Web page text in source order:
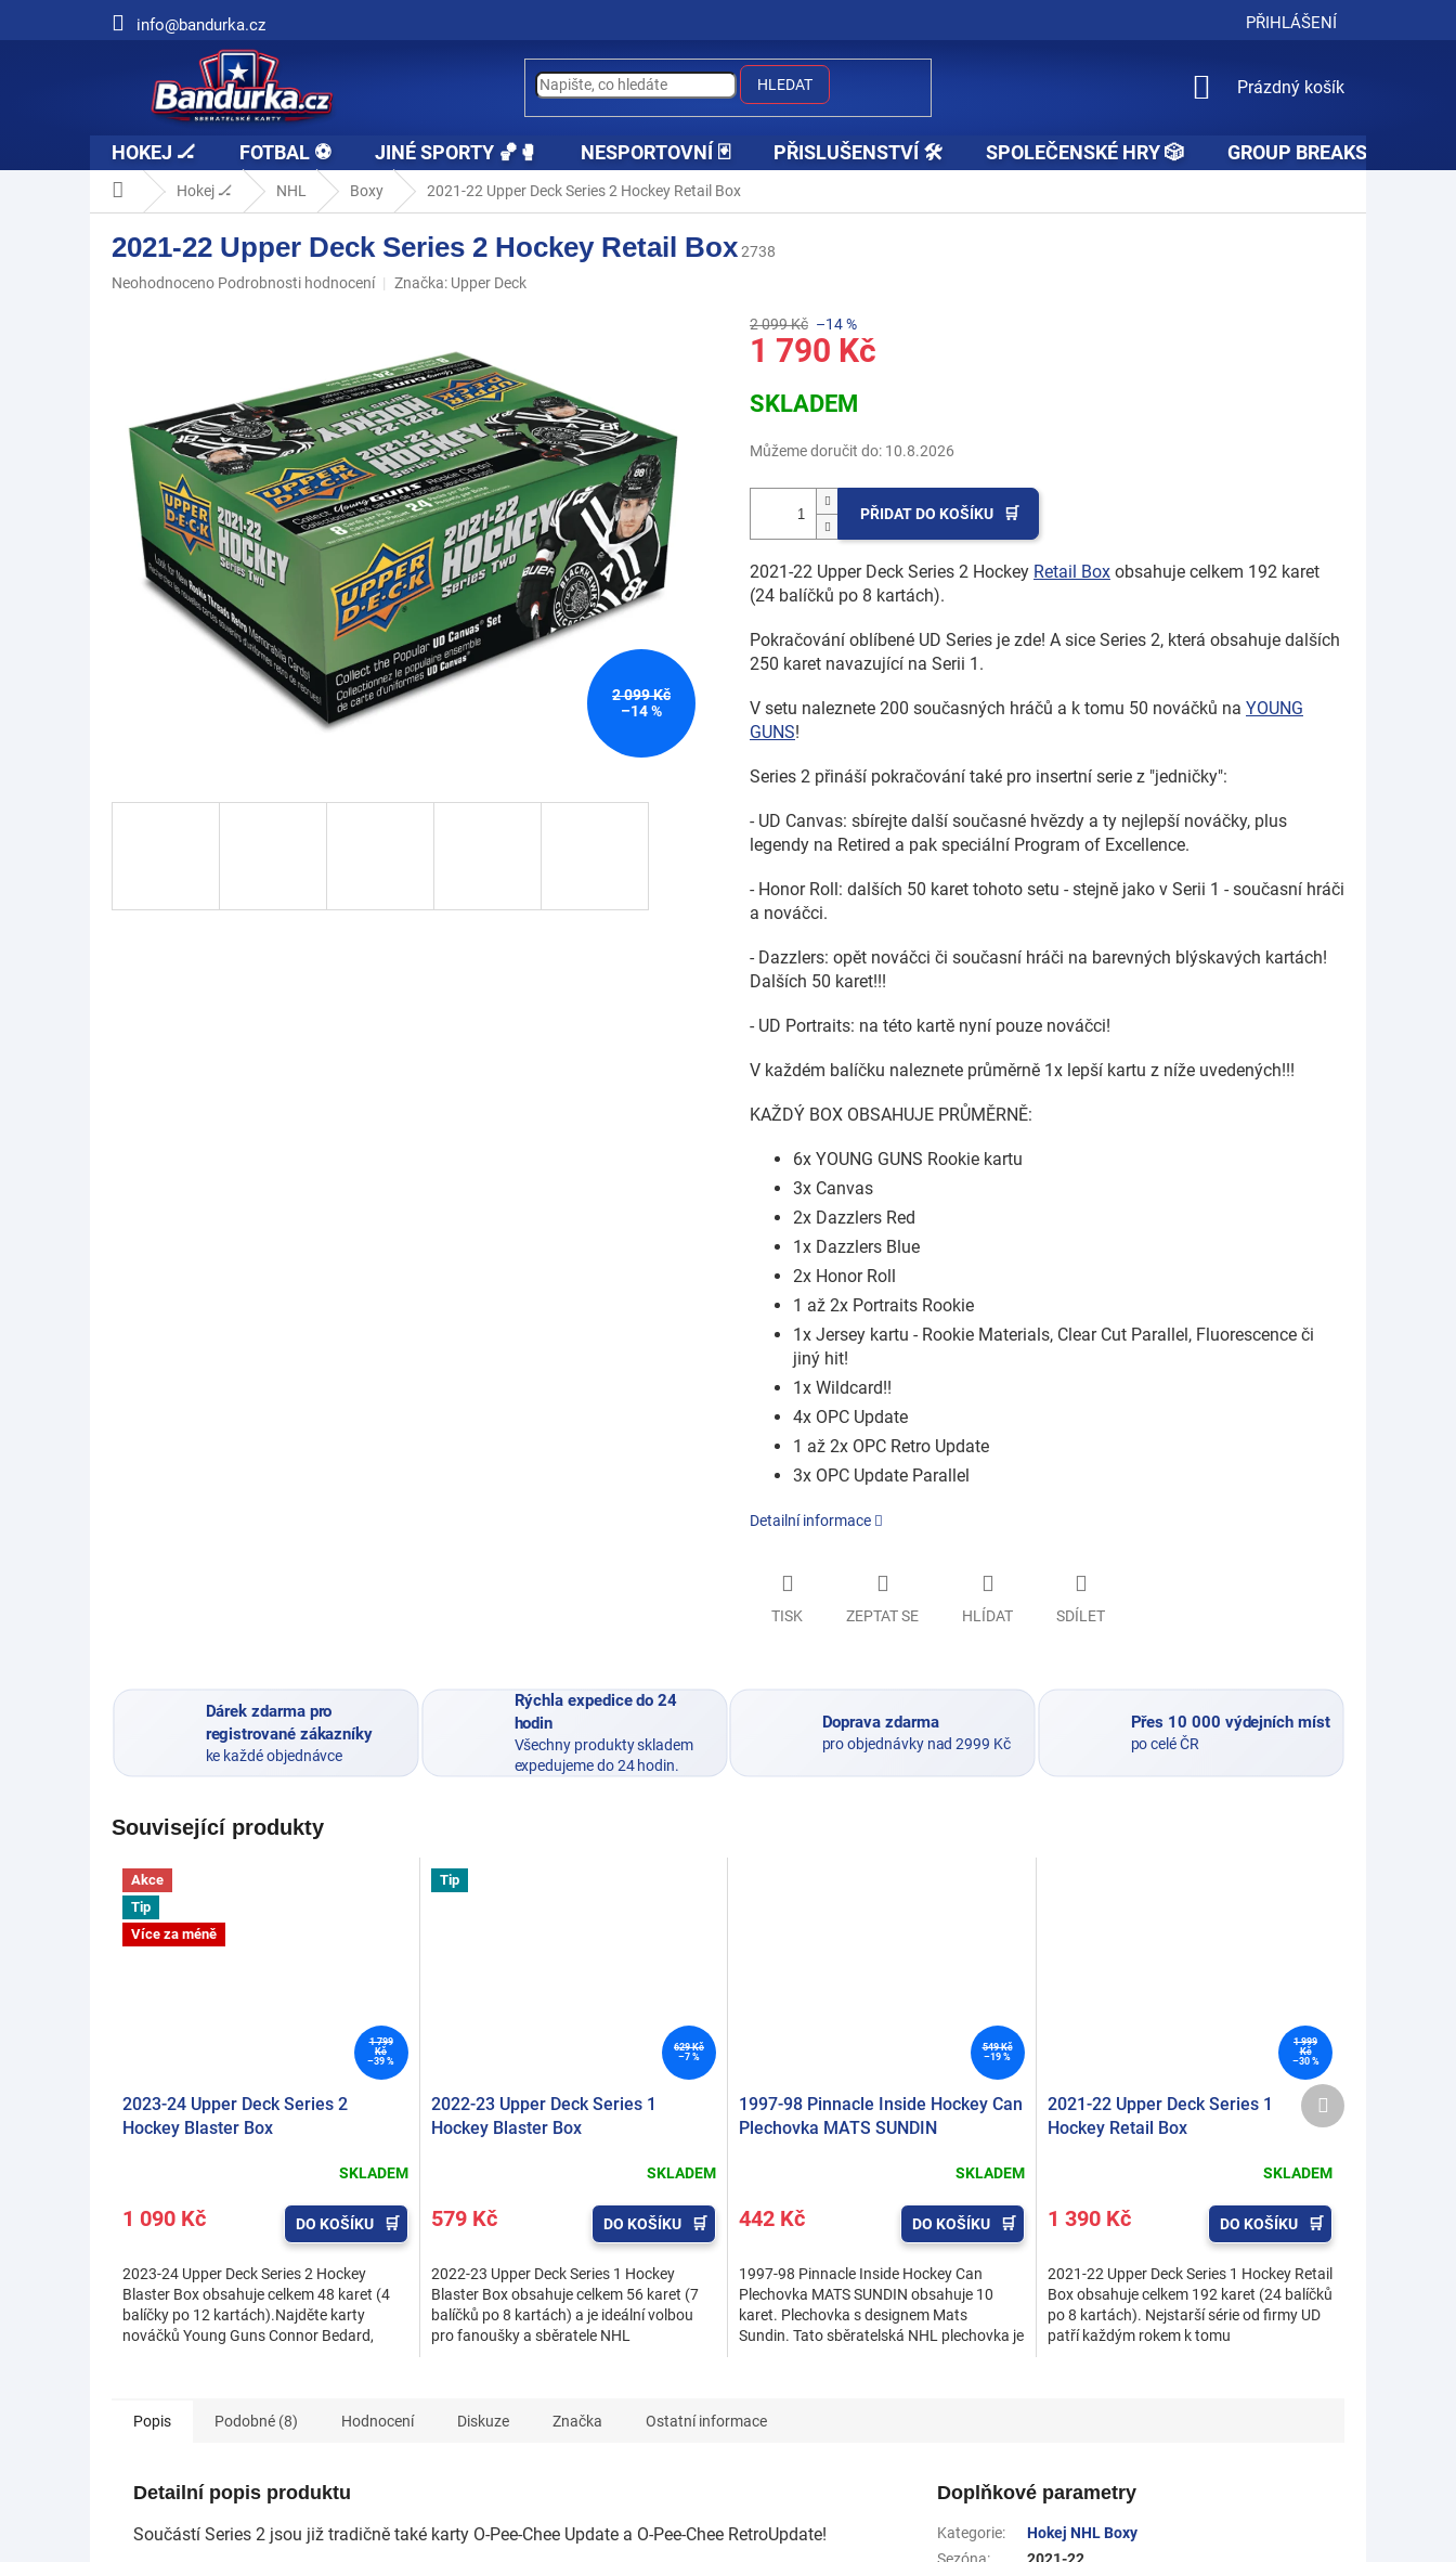
info@bandurka.cz PŘIHLÁŠENÍ
HLEDAT
NÁKUPNÍ
Prázdný košík
HOKEJ 🏒 FOTBAL ⚽ JINÉ SPORTY 🏀🥊 NESPORTOVNÍ 🃏 PŘISLUŠENSTVÍ 🛠️ SPOLEČENSKÉ HRY 🎲 GROUP BREAKS 🚧👥🚧
Domů Hokej 🏒 NHL Boxy 2021-22 Upper Deck Series 2 Hockey Retail Box
2021-22 Upper Deck Series 2 Hockey Retail Box2738
Průměrné
hvězdiček.
Neohodnoceno Podrobnosti hodnocení Značka: Upper Deck
2 099 Kč
–14 %
2 099 Kč –14 %
1 790 Kč
cena:
SKLADEM
Můžeme doručit do: 10.8.2026
PŘIDAT DO KOŠÍKU
2021-22 Upper Deck Series 2 Hockey Retail Box obsahuje celkem 192 karet
(24 balíčků po 8 kartách).
Pokračování oblíbené UD Series je zde! A sice Series 2, která obsahuje dalších
250 karet navazující na Serii 1.
V setu naleznete 200 současných hráčů a k tomu 50 nováčků na YOUNG
GUNS!
Series 2 přináší pokračování také pro insertní serie z "jedničky":
- UD Canvas: sbírejte další současné hvězdy a ty nejlepší nováčky, plus
legendy na Retired a pak speciální Program of Excellence.
- Honor Roll: dalších 50 karet tohoto setu - stejně jako v Serii 1 - současní hráči
a nováčci.
- Dazzlers: opět nováčci či současní hráči na barevných blýskavých kartách!
Dalších 50 karet!!!
- UD Portraits: na této kartě nyní pouze nováčci!
V každém balíčku naleznete průměrně 1x lepší kartu z níže uvedených!!!
KAŽDÝ BOX OBSAHUJE PRŮMĚRNĚ:
6x YOUNG GUNS Rookie kartu
3x Canvas
2x Dazzlers Red
1x Dazzlers Blue
2x Honor Roll
1 až 2x Portraits Rookie
1x Jersey kartu - Rookie Materials, Clear Cut Parallel, Fluorescence či
jiný hit!
1x Wildcard!!
4x OPC Update
1 až 2x OPC Retro Update
3x OPC Update Parallel
Detailní informace
TISK ZEPTAT SE HLÍDAT SDÍLET
Dárek zdarma pro
registrované zákazníky
ke každé objednávce
Rýchla expedice do 24
hodin
Všechny produkty skladem
expedujeme do 24 hodin.
Doprava zdarma
pro objednávky nad 2999 Kč
Přes 10 000 výdejních míst
po celé ČR
Související produkty
Akce
Tip
Více za méně
1 799
Kč
–39 %
2023-24 Upper Deck Series 2
Hockey Blaster Box
produktu
z
5
hvězdiček.
SKLADEM
1 090 Kč DO KOŠÍKU
2023-24 Upper Deck Series 2 Hockey
Blaster Box obsahuje celkem 48 karet (4
balíčky po 12 kartách).Najděte karty
nováčků Young Guns Connor Bedard,
Tip
629 Kč
–7 %
2022-23 Upper Deck Series 1
Hockey Blaster Box
SKLADEM
579 Kč DO KOŠÍKU
2022-23 Upper Deck Series 1 Hockey
Blaster Box obsahuje celkem 56 karet (7
balíčků po 8 kartách) a je ideální volbou
pro fanoušky a sběratele NHL
549 Kč
–19 %
1997-98 Pinnacle Inside Hockey Can
Plechovka MATS SUNDIN
SKLADEM
442 Kč DO KOŠÍKU
1997-98 Pinnacle Inside Hockey Can
Plechovka MATS SUNDIN obsahuje 10
karet. Plechovka s designem Mats
Sundin. Tato sběratelská NHL plechovka je
1 999
Kč
–30 %
2021-22 Upper Deck Series 1
Hockey Retail Box
SKLADEM
1 390 Kč DO KOŠÍKU
2021-22 Upper Deck Series 1 Hockey Retail
Box obsahuje celkem 192 karet (24 balíčků
po 8 kartách). Nejstarší série od firmy UD
patří každým rokem k tomu
Další
produkt
Popis Podobné (8) Hodnocení Diskuze Značka Ostatní informace
Detailní popis produktu
Součástí Series 2 jsou již tradičně také karty O-Pee-Chee Update a O-Pee-Chee RetroUpdate!
Doplňkové parametry
Kategorie:
Hokej NHL Boxy